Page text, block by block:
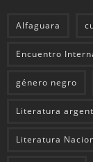
Alfaguara
Encuentro
género negro
Literatura
Literatura